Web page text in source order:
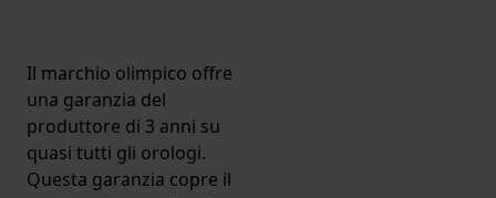
Il marchio olimpico offre
una garanzia del
produttore di 3 anni su
quasi tutti gli orologi.
Questa garanzia copre il